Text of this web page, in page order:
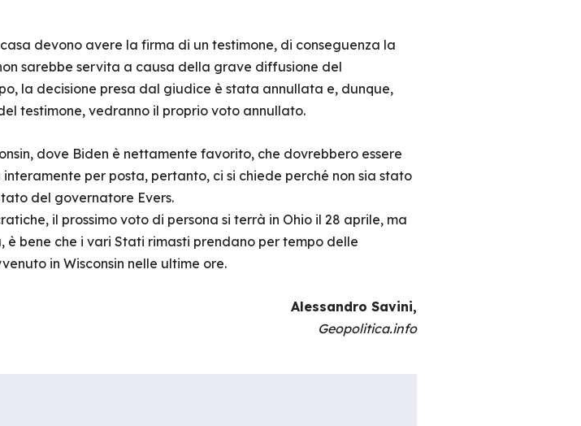
devono avere la firma di un testimone, di conseguenza la
sarebbe servita a causa della grave diffusione del
la decisione presa dal giudice è stata annullata e, dunque,
testimone, vedranno il proprio voto annullato.
dove Biden è nettamente favorito, che dovrebbero essere
per posta, pertanto, ci si chiede perché non sia stato
del governatore Evers.
il prossimo voto di persona si terrà in Ohio il 28 aprile, ma
bene che i vari Stati rimasti prendano per tempo delle
in Wisconsin nelle ultime ore.
Alessandro Savini,
Geopolitica.info